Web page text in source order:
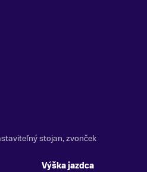
stojan, zvonček
Výška jazdca